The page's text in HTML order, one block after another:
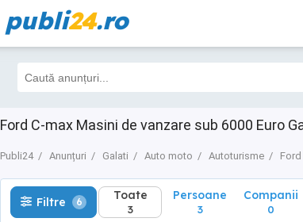
publi24.ro
Ford C-max Masini de vanzare sub 6000 Euro
Publi24 Anunțuri Galati Auto moto Autoturisme Ford
Filtre 6 Toate
3
Filtre 6 Toate
3
Persoane
3
Companii
0